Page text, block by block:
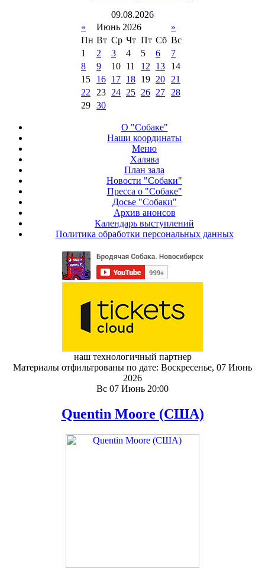
09.08.2026
«
Июнь 2026
»
Пн Вт Ср Чт Пт Сб Вс
1
2 3 4 5 6
7
8
9 10 11 12 13
14
15
16 17 18 19 20
21
22
23 24 25 26 27
28
29 30
О "Собаке"
Наши координаты
Меню
Халява
План зала
Новости "Собаки"
Пресса о "Собаке"
Досье "Собаки"
Архив анонсов
Календарь выступлений
Политика обработки персональных данных
наш технологичный партнер
Материалы отфильтрованы по дате: Воскресенье, 07 Июнь
2026
Вс 07 Июнь 20:00
Quentin Moore (США)